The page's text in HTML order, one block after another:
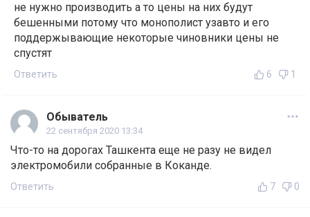
не нужно производить а то цены на них будут
бешенными потому что монополист узавто и его
поддержывающие некоторые чиновники цены не
спустят
Ответить 6 1
Обыватель
22 сентября 2020 13:34
Что-то на дорогах Ташкента еще не разу не видел
электромобили собранные в Коканде.
Ответить 7 0